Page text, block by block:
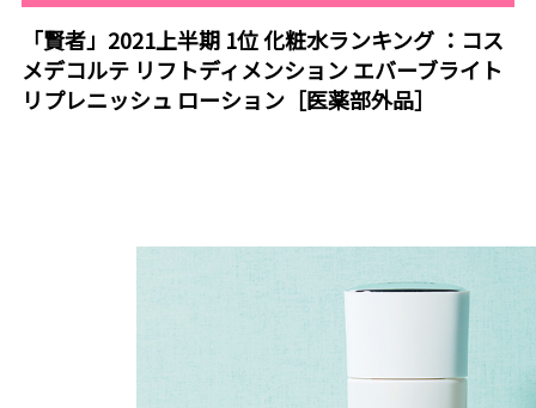
「賢者」2021上半期 1位 化粧水ランキング ：コス
メデコルテ リフトディメンション エバーブライト
リプレニッシュ ローション［医薬部外品］